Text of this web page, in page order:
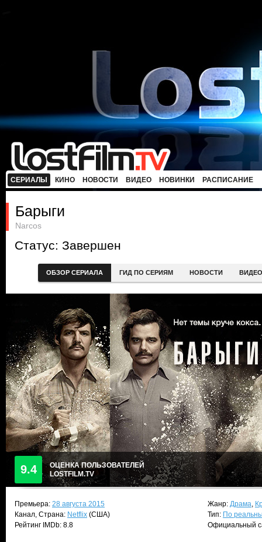
СЕРИАЛЫ КИНО НОВОСТИ ВИДЕО НОВИНКИ РАСПИСАНИЕ
Барыги
Narcos
Статус: Завершен
ОБЗОР СЕРИАЛА ГИД ПО СЕРИЯМ НОВОСТИ ВИДЕО
9.4
ОЦЕНКА ПОЛЬЗОВАТЕЛЕЙ
LOSTFILM.TV
Премьера: 28 августа 2015
Канал, Страна: Netflix (США)
Рейтинг IMDb: 8.8
Жанр: Драма,
Тип: По
Официальный